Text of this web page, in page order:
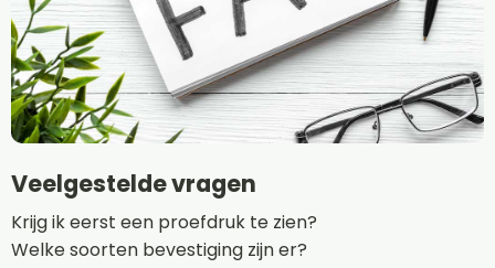
Veelgestelde vragen
Krijg ik eerst een proefdruk te zien?
Welke soorten bevestiging zijn er?